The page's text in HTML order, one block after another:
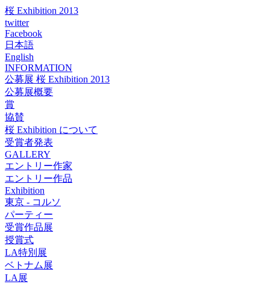
桜 Exhibition 2013
twitter
Facebook
日本語
English
INFORMATION
公募展 桜 Exhibition 2013
公募展概要
賞
協賛
桜 Exhibition について
受賞者発表
GALLERY
エントリー作家
エントリー作品
Exhibition
東京 - コルソ
パーティー
受賞作品展
授賞式
LA特別展
ベトナム展
LA展